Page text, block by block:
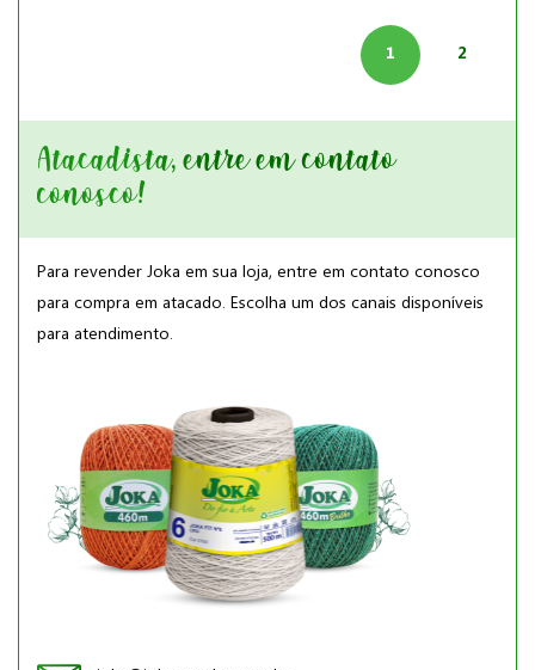
1 2
Atacadista, entre em contato
conosco!
Para revender Joka em sua loja, entre em contato conosco
para compra em atacado. Escolha um dos canais disponíveis
para atendimento.